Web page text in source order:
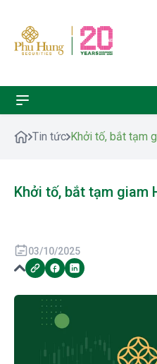
Tin tức Khởi tố, bắt tạm
Khởi tố, bắt tạm giam
03/10/2025